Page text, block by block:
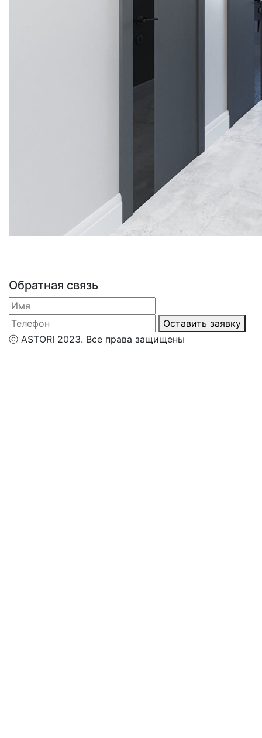
Обратная связь
Оставить заявку
ⓒ ASTORI 2023. Все права защищены